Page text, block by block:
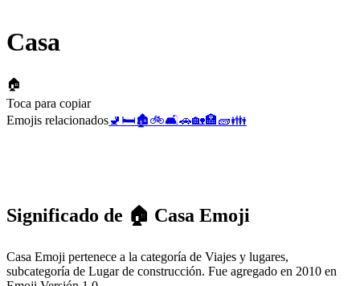
Casa
🏠
Toca para copiar
Emojis relacionados🚽 🛏️🏚️🚲🛋️🚗🏡🏣🧱👪
Significado de 🏠 Casa Emoji
Casa Emoji pertenece a la categoría de Viajes y lugares,
subcategoría de Lugar de construcción. Fue agregado en 2010 en